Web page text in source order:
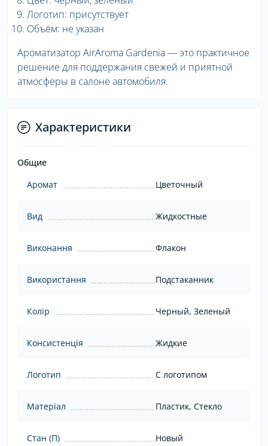
Логотип: присутствует
Объём: не указан
Ароматизатор AirAroma Gardenia — это практичное
решение для поддержания свежей и приятной
атмосферы в салоне автомобиля.
Характеристики
Общие
Аромат
Цветочный
Вид Жидкостные
Виконання Флакон
Використання Подстаканник
Колір Черный, Зеленый
Консистенція Жидкие
Логотип С логотипом
Матеріал Пластик, Стекло
Стан (П) Новый